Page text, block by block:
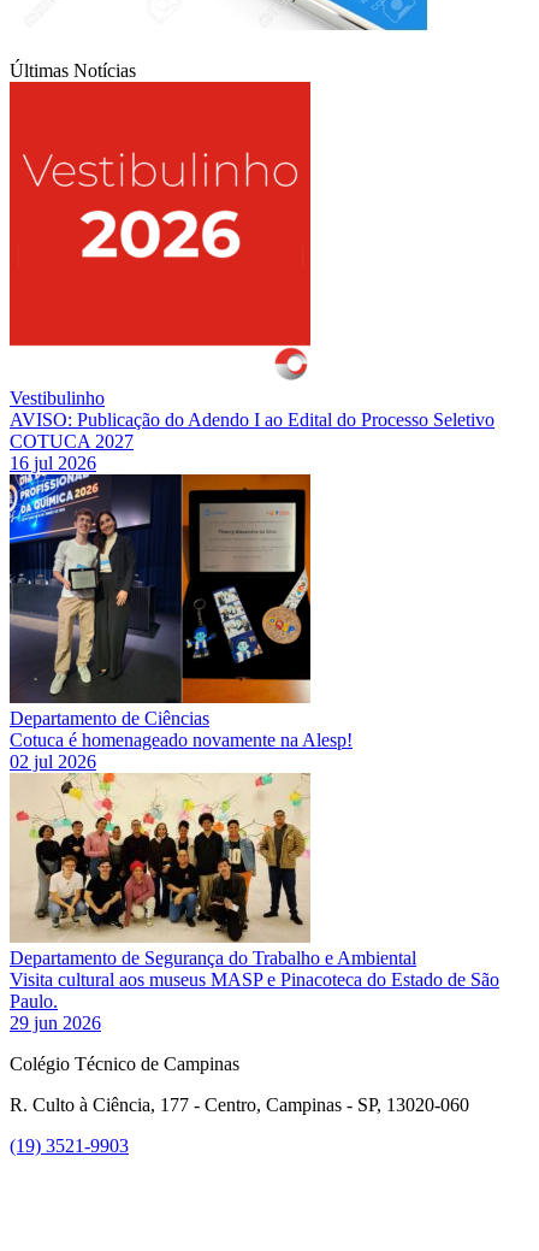
Últimas Notícias
Vestibulinho
AVISO: Publicação do Adendo I ao Edital do Processo Seletivo
COTUCA 2027
16 jul 2026
Departamento de Ciências
Cotuca é homenageado novamente na Alesp!
02 jul 2026
Departamento de Segurança do Trabalho e Ambiental
Visita cultural aos museus MASP e Pinacoteca do Estado de São
Paulo.
29 jun 2026
Colégio Técnico de Campinas
R. Culto à Ciência, 177 - Centro, Campinas - SP, 13020-060
(19) 3521-9903